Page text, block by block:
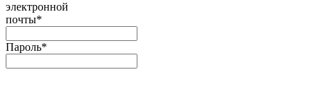
электронной
почты*
Пароль*